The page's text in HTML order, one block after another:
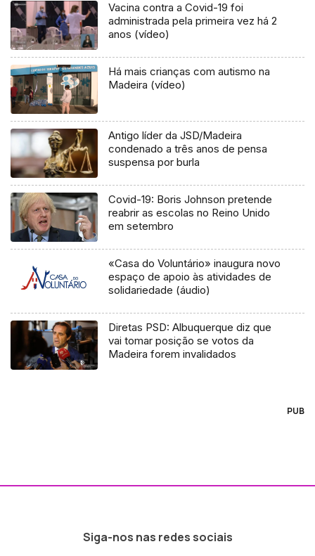
Vacina contra a Covid-19 foi
administrada pela primeira vez há 2
anos (vídeo)
Há mais crianças com autismo na
Madeira (vídeo)
Antigo líder da JSD/Madeira
condenado a três anos de pensa
suspensa por burla
Covid-19: Boris Johnson pretende
reabrir as escolas no Reino Unido
em setembro
«Casa do Voluntário» inaugura novo
espaço de apoio às atividades de
solidariedade (áudio)
Diretas PSD: Albuquerque diz que
vai tomar posição se votos da
Madeira forem invalidados
PUB
Siga-nos nas redes sociais